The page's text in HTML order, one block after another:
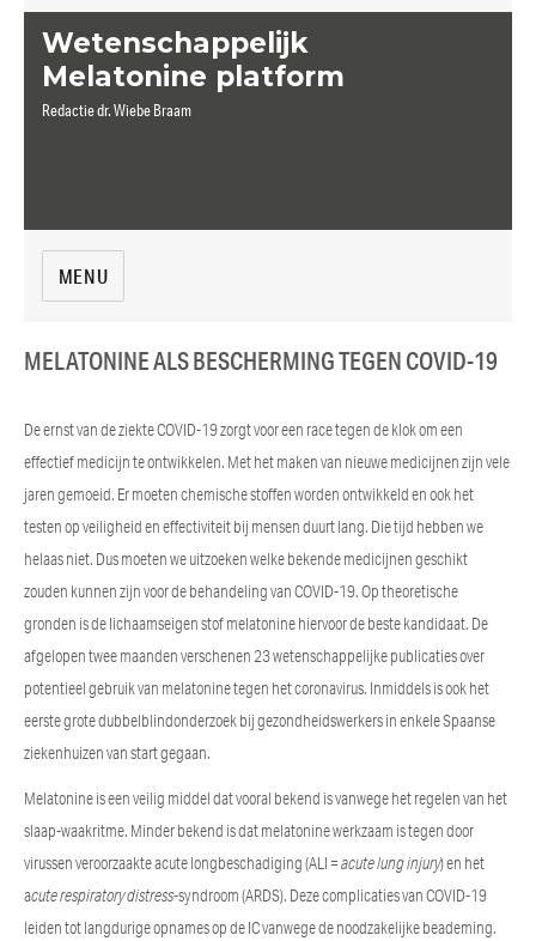
Wetenschappelijk
Melatonine platform
Redactie dr. Wiebe Braam
MENU
MELATONINE ALS BESCHERMING TEGEN COVID-19
De ernst van de ziekte COVID-19 zorgt voor een race tegen de klok om een
effectief medicijn te ontwikkelen. Met het maken van nieuwe medicijnen zijn vele
jaren gemoeid. Er moeten chemische stoffen worden ontwikkeld en ook het
testen op veiligheid en effectiviteit bij mensen duurt lang. Die tijd hebben we
helaas niet. Dus moeten we uitzoeken welke bekende medicijnen geschikt
zouden kunnen zijn voor de behandeling van COVID-19. Op theoretische
gronden is de lichaamseigen stof melatonine hiervoor de beste kandidaat. De
afgelopen twee maanden verschenen 23 wetenschappelijke publicaties over
potentieel gebruik van melatonine tegen het coronavirus. Inmiddels is ook het
eerste grote dubbelblindonderzoek bij gezondheidswerkers in enkele Spaanse
ziekenhuizen van start gegaan.
Melatonine is een veilig middel dat vooral bekend is vanwege het regelen van het
slaap-waakritme. Minder bekend is dat melatonine werkzaam is tegen door
virussen veroorzaakte acute longbeschadiging (ALI =acute lung injury) en het
acute respiratory distress-syndroom (ARDS). Deze complicaties van COVID-19
leiden tot langdurige opnames op de IC vanwege de noodzakelijke beademing.